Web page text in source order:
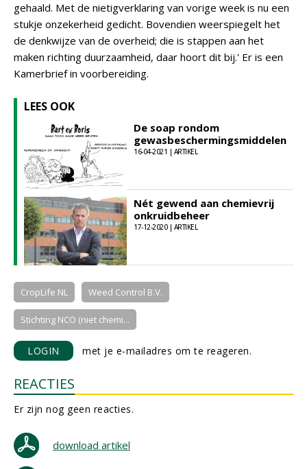
gehaald. Met de nietigverklaring van vorige week is nu een
stukje onzekerheid gedicht. Bovendien weerspiegelt het
de denkwijze van de overheid; die is stappen aan het
maken richting duurzaamheid, daar hoort dit bij.' Er is een
Kamerbrief in voorbereiding.
LEES OOK
De soap rondom
gewasbeschermingsmiddelen
16-04-2021 | ARTIKEL
Nét gewend aan chemievrij
onkruidbeheer
17-12-2020 | ARTIKEL
CropLife NL Weed Control B.V.
Stichting NCO (niet chemi...
LOGIN met je e-mailadres om te reageren.
REACTIES
Er zijn nog geen reacties.
download artikel